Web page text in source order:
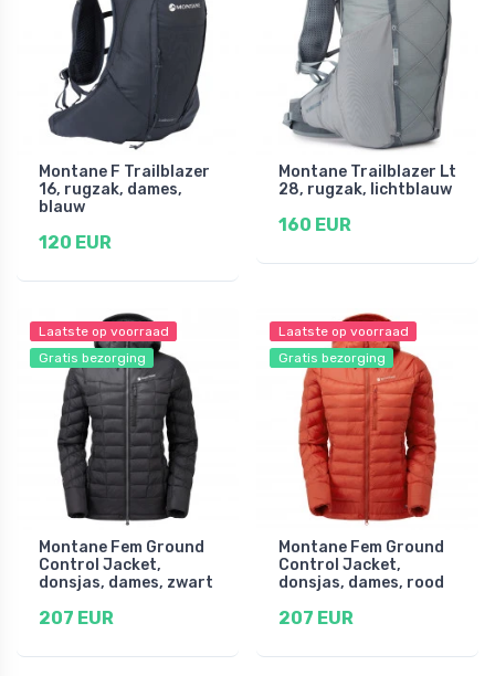
Montane F Trailblazer
16, rugzak, dames,
blauw
120 EUR
Montane Trailblazer Lt
28, rugzak, lichtblauw
160 EUR
Laatste op voorraad
Gratis bezorging
Montane Fem Ground
Control Jacket,
donsjas, dames, zwart
207 EUR
Laatste op voorraad
Gratis bezorging
Montane Fem Ground
Control Jacket,
donsjas, dames, rood
207 EUR